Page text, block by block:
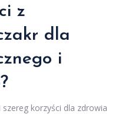
z
dla
i
szereg korzyści dla zdrowia